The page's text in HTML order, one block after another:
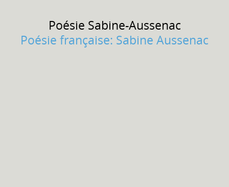
Poésie Sabine-Aussenac
Poésie française: Sabine Aussenac